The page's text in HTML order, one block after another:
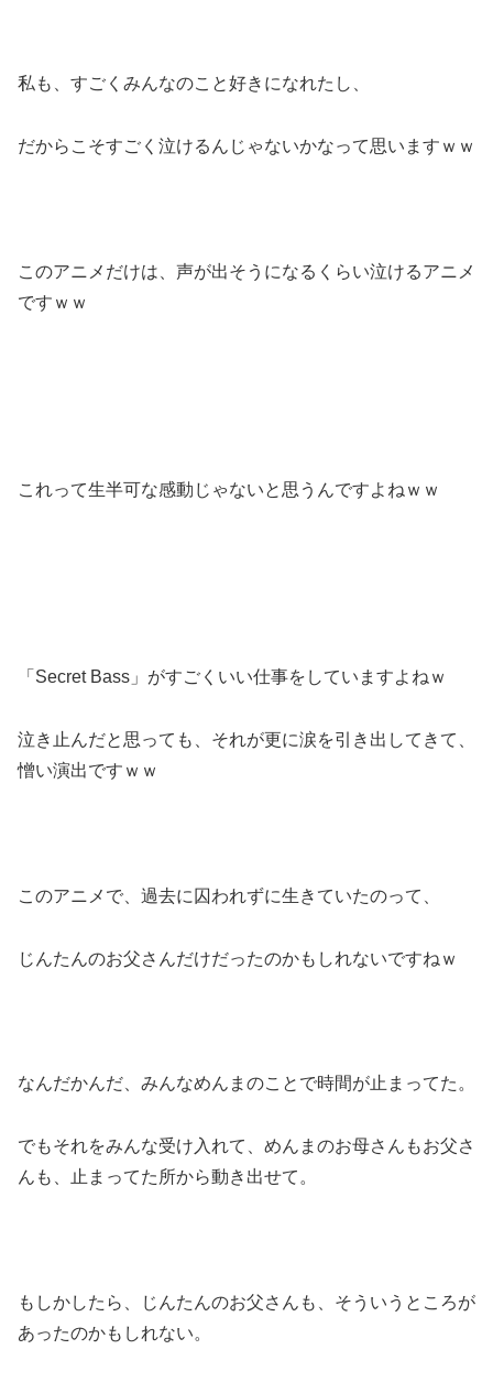
私も、すごくみんなのこと好きになれたし、
だからこそすごく泣けるんじゃないかなって思いますｗｗ
このアニメだけは、声が出そうになるくらい泣けるアニメ
ですｗｗ
これって生半可な感動じゃないと思うんですよねｗｗ
「Secret Bass」がすごくいい仕事をしていますよねｗ
泣き止んだと思っても、それが更に涙を引き出してきて、
憎い演出ですｗｗ
このアニメで、過去に囚われずに生きていたのって、
じんたんのお父さんだけだったのかもしれないですねｗ
なんだかんだ、みんなめんまのことで時間が止まってた。
でもそれをみんな受け入れて、めんまのお母さんもお父さ
んも、止まってた所から動き出せて。
もしかしたら、じんたんのお父さんも、そういうところが
あったのかもしれない。